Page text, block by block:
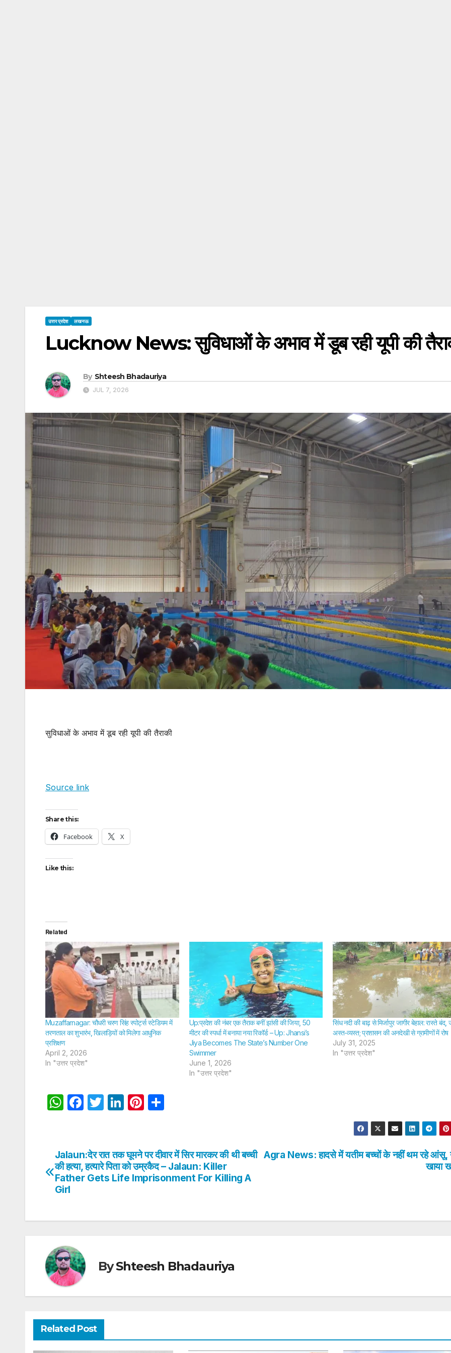
उत्तर प्रदेश लखनऊ
Lucknow News: सुविधाओं के अभाव में डूब रही यूपी की
By Shteesh Bhadauriya
JUL 7, 2026
सुविधाओं के अभाव में डूब रही यूपी की तैराकी
Source link
Share this:
Facebook X
Like this:
Related
Muzaffarnagar: चौधरी चरण सिंह स्पोर्ट्स स्टेडियम में
तरणताल का शुभारंभ, खिलाड़ियों को मिलेगा आधुनिक
प्रशिक्षण
April 2, 2026
In "उत्तर प्रदेश"
Up:प्रदेश की नंबर एक तैराक बनीं झांसी की जिया, 50
मीटर की स्पर्धा में बनाया नया रिकॉर्ड – Up: Jhansi’s
Jiya Becomes The State’s Number One
Swimmer
June 1, 2026
In "उत्तर प्रदेश"
सिंध नदी की बाढ़ से मिर्जापुर जागीर बेहाल: रास्ते बंद,
अस्त-व्यस्त; प्रशासन की अनदेखी से ग्रामीणों में रोष
July 31, 2025
In "उत्तर प्रदेश"
W
s
A
p
p
F
e
b
o
T
er
Li
e
dI
n
Pi
e
st
e
Post
navigation
Agra News: हादसे में यतीम बच्चों के नहीं थम रहे आंसू,
खाया
Jalaun:देर रात तक घूमने पर दीवार में सिर मारकर की थी बच्ची
की हत्या, हत्यारे पिता को उम्रकैद – Jalaun: Killer
Father Gets Life Imprisonment For Killing A
Girl
ByShteesh Bhadauriya
Related Post